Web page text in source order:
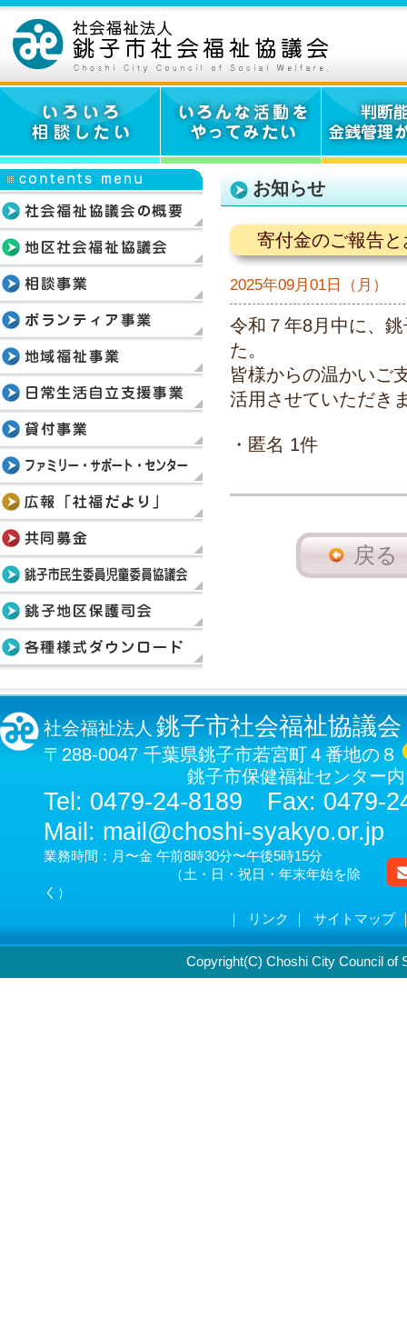
お知らせ
寄付金のご報告と
2025年09月01日（月）
令和７年8月中に、
た。
皆様からの温かいご
活用させていただき
・匿名 1件
戻る
社会福祉法人 銚子市社会福祉協議会
〒288-0047 千葉県銚子市若宮町４番地の８
銚子市保健福祉センター内
Tel: 0479-24-8189 Fax: 0479-
Mail: mail@choshi-syakyo.or.jp
業務時間：月〜金 午前8時30分〜午後5時15分
（土・日・祝日・年末年始を除
く）
リンク サイトマップ
Copyright(C) Choshi City Council of